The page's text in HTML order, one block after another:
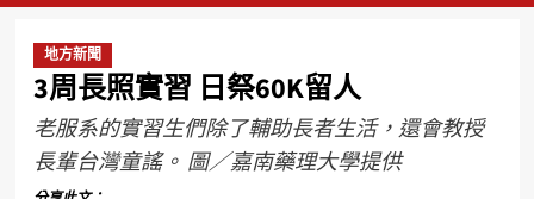
地方新聞
3周長照實習 日祭60K留人
老服系的實習生們除了輔助長者生活，還會教授
長輩台灣童謠。 圖／嘉南藥理大學提供